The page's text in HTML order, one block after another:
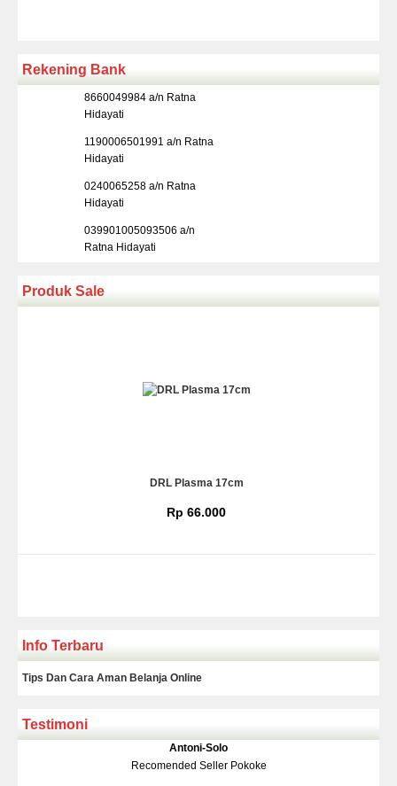
Rekening Bank
8660049984 a/n Ratna
Hidayati
1190006501991 a/n Ratna
Hidayati
0240065258 a/n Ratna
Hidayati
039901005093506 a/n
Ratna Hidayati
Produk Sale
DRL Plasma 17cm
Rp 66.000
Rp 139.000150.000
Info Terbaru
Tips Dan Cara Aman Belanja Online
Testimoni
Antoni-Solo
Recomended Seller Pokoke